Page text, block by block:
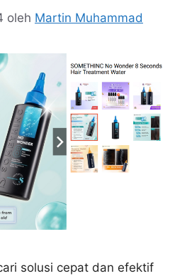
oleh Martin Muhammad
solusi cepat dan efektif